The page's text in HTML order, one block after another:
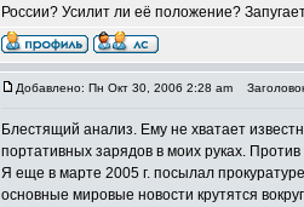
России? Усилит ли её положение?
Добавлено: Пн Окт 30, 2006 2:28 am
Блестящий анализ. Ему не хватает
портативных зарядов в моих руках.
Я еще в марте 2005 г. посылал
основные мировые новости крутятся